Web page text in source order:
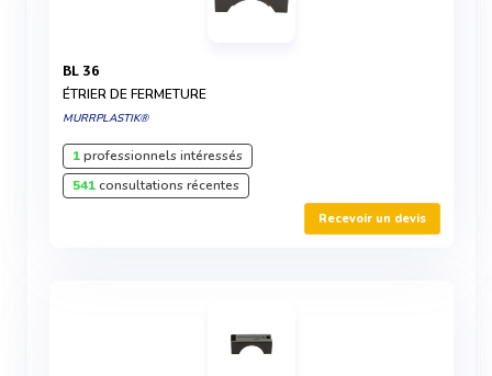
BL 36
ÉTRIER DE FERMETURE
MURRPLASTIK®
1professionnels intéressés
541consultations récentes
Recevoir un devis